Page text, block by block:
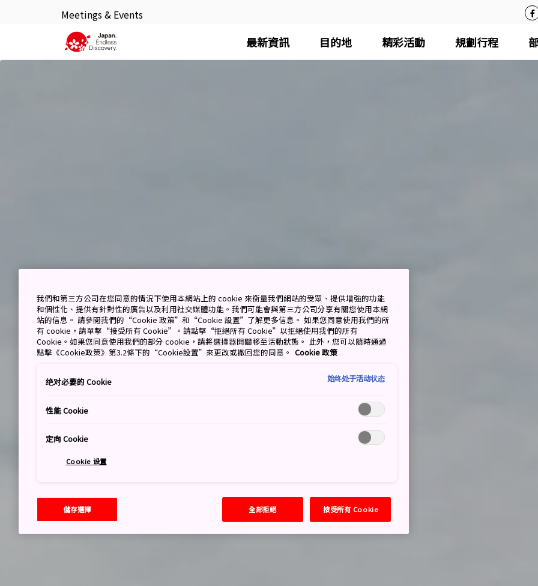
Meetings & Events
最新資訊 目的地 精彩活動 規劃行程
我們和第三方公司在您同意的情況下使用本網站上的 cookie 來衡量我們網站的受眾、提供增強的功能
和個性化、提供有針對性的廣告以及利用社交媒體功能。我們可能會與第三方公司分享有關您使用本網
站的信息。 請參閱我們的“Cookie 政策”和“Cookie 設置”了解更多信息。 如果您同意使用我們的所
有 cookie，請單擊“接受所有 Cookie”。請點擊“拒絕所有 Cookie”以拒絕使用我們的所有
Cookie。如果您同意使用我們的部分 cookie，請將選擇器開關移至活動狀態。 此外，您可以隨時通過
點擊《Cookie政策》第3.2條下的“Cookie設置”來更改或撤回您的同意。 Cookie 政策
绝对必要的 Cookie 始终处于活动状态
性能 Cookie
定向 Cookie
Cookie 设置
儲存選擇 全部拒絕 接受所有 Cookie